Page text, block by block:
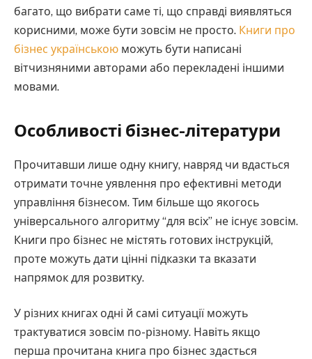
багато, що вибрати саме ті, що справді виявляться
корисними, може бути зовсім не просто. Книги про
бізнес українською можуть бути написані
вітчизняними авторами або перекладені іншими
мовами.
Особливості бізнес-літератури
Прочитавши лише одну книгу, навряд чи вдасться
отримати точне уявлення про ефективні методи
управління бізнесом. Тим більше що якогось
універсального алгоритму “для всіх” не існує зовсім.
Книги про бізнес не містять готових інструкцій,
проте можуть дати цінні підказки та вказати
напрямок для розвитку.
У різних книгах одні й самі ситуації можуть
трактуватися зовсім по-різному. Навіть якщо
перша прочитана книга про бізнес здасться